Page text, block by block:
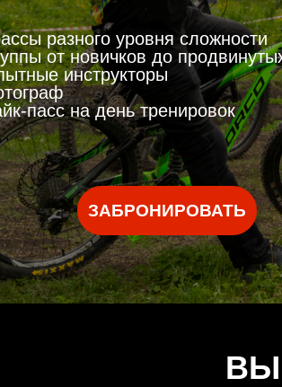
разного уровня сложности
от новичков до
инструкторы
пасс на день тренировок
ЗАБРОНИРОВАТЬ